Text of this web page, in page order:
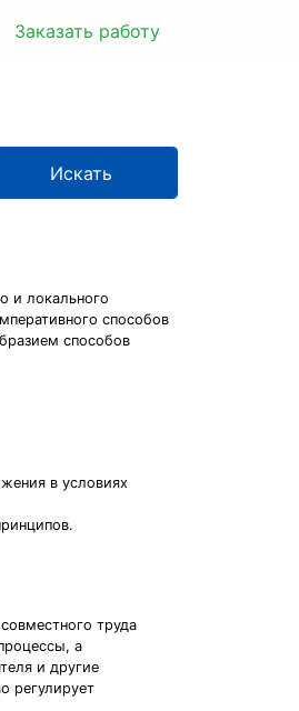
Заказать работу
Искать
и локального
способов
способов
в условиях
труда
а
и другие
регулирует